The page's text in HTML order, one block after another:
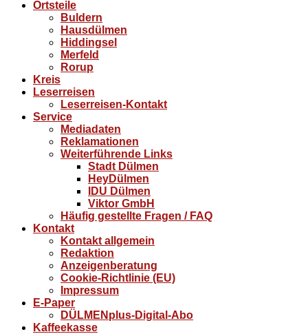
Ortsteile
Buldern
Hausdülmen
Hiddingsel
Merfeld
Rorup
Kreis
Leserreisen
Leserreisen-Kontakt
Service
Mediadaten
Reklamationen
Weiterführende Links
Stadt Dülmen
HeyDülmen
IDU Dülmen
Viktor GmbH
Häufig gestellte Fragen / FAQ
Kontakt
Kontakt allgemein
Redaktion
Anzeigenberatung
Cookie-Richtlinie (EU)
Impressum
E-Paper
DÜLMENplus-Digital-Abo
Kaffeekasse